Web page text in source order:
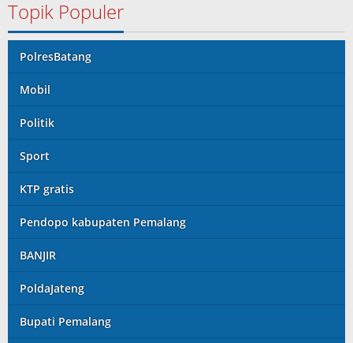
Topik Populer
PolresBatang
Mobil
Politik
Sport
KTP gratis
Pendopo kabupaten Pemalang
BANJIR
PoldaJateng
Bupati Pemalang